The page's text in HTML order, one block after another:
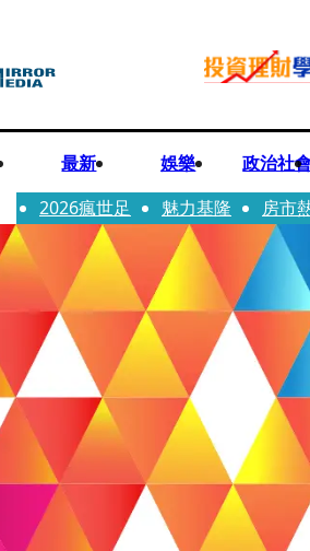
最新 娛樂 政治社
2026瘋世足
魅力基隆 房市